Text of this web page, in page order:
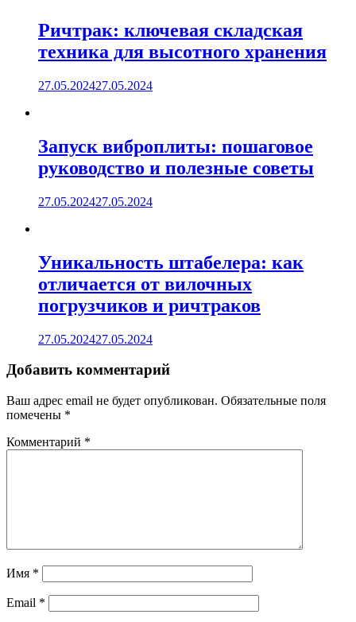
Ричтрак: ключевая складская
техника для высотного хранения
27.05.202427.05.2024
Запуск виброплиты: пошаговое
руководство и полезные советы
27.05.202427.05.2024
Уникальность штабелера: как
отличается от вилочных
погрузчиков и ричтраков
27.05.202427.05.2024
Добавить комментарий
Ваш адрес email не будет опубликован. Обязательные поля
помечены *
Комментарий *
Имя *
Email *